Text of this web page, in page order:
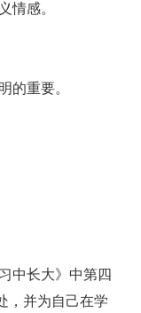
情感。
的重要。
中长大》中第四
，并为自己在学